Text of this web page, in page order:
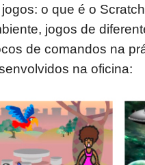
o que é o
jogos de
de comandos na
na oficina: